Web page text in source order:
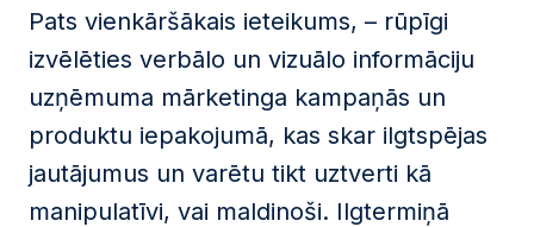
Pats vienkāršākais ieteikums, – rūpīgi
izvēlēties verbālo un vizuālo informāciju
uzņēmuma mārketinga kampaņās un
produktu iepakojumā, kas skar ilgtspējas
jautājumus un varētu tikt uztverti kā
manipulatīvi, vai maldinoši. Ilgtermiņā